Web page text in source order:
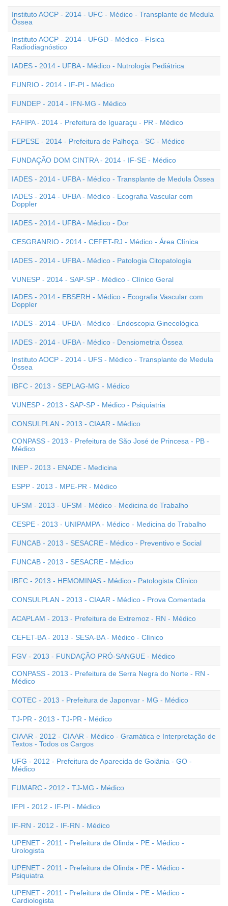
Instituto AOCP - 2014 - UFC - Médico - Transplante de Medula
Óssea
Instituto AOCP - 2014 - UFGD - Médico - Física
Radiodiagnóstico
IADES - 2014 - UFBA - Médico - Nutrologia Pediátrica
FUNRIO - 2014 - IF-PI - Médico
FUNDEP - 2014 - IFN-MG - Médico
FAFIPA - 2014 - Prefeitura de Iguaraçu - PR - Médico
FEPESE - 2014 - Prefeitura de Palhoça - SC - Médico
FUNDAÇÃO DOM CINTRA - 2014 - IF-SE - Médico
IADES - 2014 - UFBA - Médico - Transplante de Medula Óssea
IADES - 2014 - UFBA - Médico - Ecografia Vascular com
Doppler
IADES - 2014 - UFBA - Médico - Dor
CESGRANRIO - 2014 - CEFET-RJ - Médico - Área Clínica
IADES - 2014 - UFBA - Médico - Patologia Citopatologia
VUNESP - 2014 - SAP-SP - Médico - Clínico Geral
IADES - 2014 - EBSERH - Médico - Ecografia Vascular com
Doppler
IADES - 2014 - UFBA - Médico - Endoscopia Ginecológica
IADES - 2014 - UFBA - Médico - Densiometria Óssea
Instituto AOCP - 2014 - UFS - Médico - Transplante de Medula
Óssea
IBFC - 2013 - SEPLAG-MG - Médico
VUNESP - 2013 - SAP-SP - Médico - Psiquiatria
CONSULPLAN - 2013 - CIAAR - Médico
CONPASS - 2013 - Prefeitura de São José de Princesa - PB -
Médico
INEP - 2013 - ENADE - Medicina
ESPP - 2013 - MPE-PR - Médico
UFSM - 2013 - UFSM - Médico - Medicina do Trabalho
CESPE - 2013 - UNIPAMPA - Médico - Medicina do Trabalho
FUNCAB - 2013 - SESACRE - Médico - Preventivo e Social
FUNCAB - 2013 - SESACRE - Médico
IBFC - 2013 - HEMOMINAS - Médico - Patologista Clínico
CONSULPLAN - 2013 - CIAAR - Médico - Prova Comentada
ACAPLAM - 2013 - Prefeitura de Extremoz - RN - Médico
CEFET-BA - 2013 - SESA-BA - Médico - Clínico
FGV - 2013 - FUNDAÇÃO PRÓ-SANGUE - Médico
CONPASS - 2013 - Prefeitura de Serra Negra do Norte - RN -
Médico
COTEC - 2013 - Prefeitura de Japonvar - MG - Médico
TJ-PR - 2013 - TJ-PR - Médico
CIAAR - 2012 - CIAAR - Médico - Gramática e Interpretação de
Textos - Todos os Cargos
UFG - 2012 - Prefeitura de Aparecida de Goiânia - GO -
Médico
FUMARC - 2012 - TJ-MG - Médico
IFPI - 2012 - IF-PI - Médico
IF-RN - 2012 - IF-RN - Médico
UPENET - 2011 - Prefeitura de Olinda - PE - Médico -
Urologista
UPENET - 2011 - Prefeitura de Olinda - PE - Médico -
Psiquiatra
UPENET - 2011 - Prefeitura de Olinda - PE - Médico -
Cardiologista